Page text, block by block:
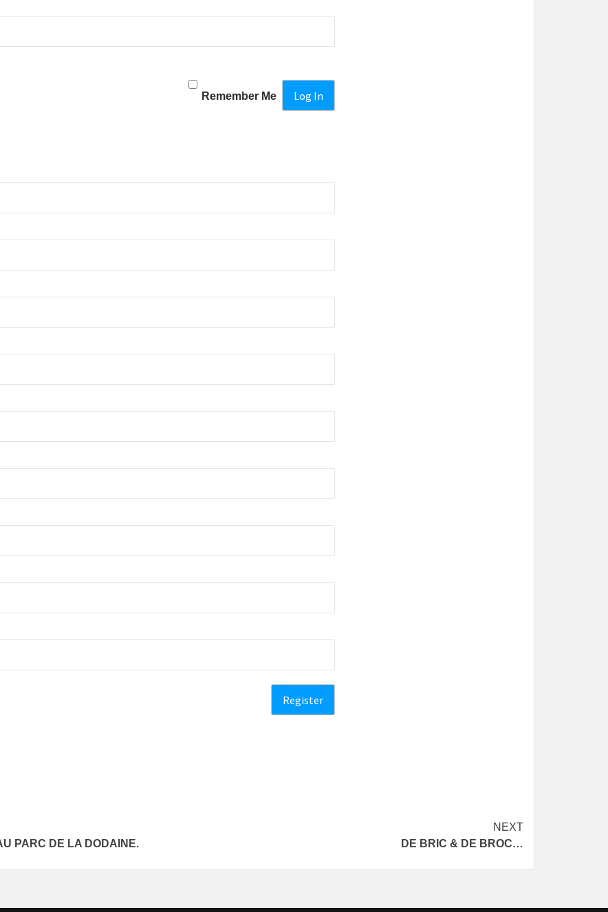
Remember Me
PARC DE LA DODAINE.
NEXT
DE BRIC & DE BROC…